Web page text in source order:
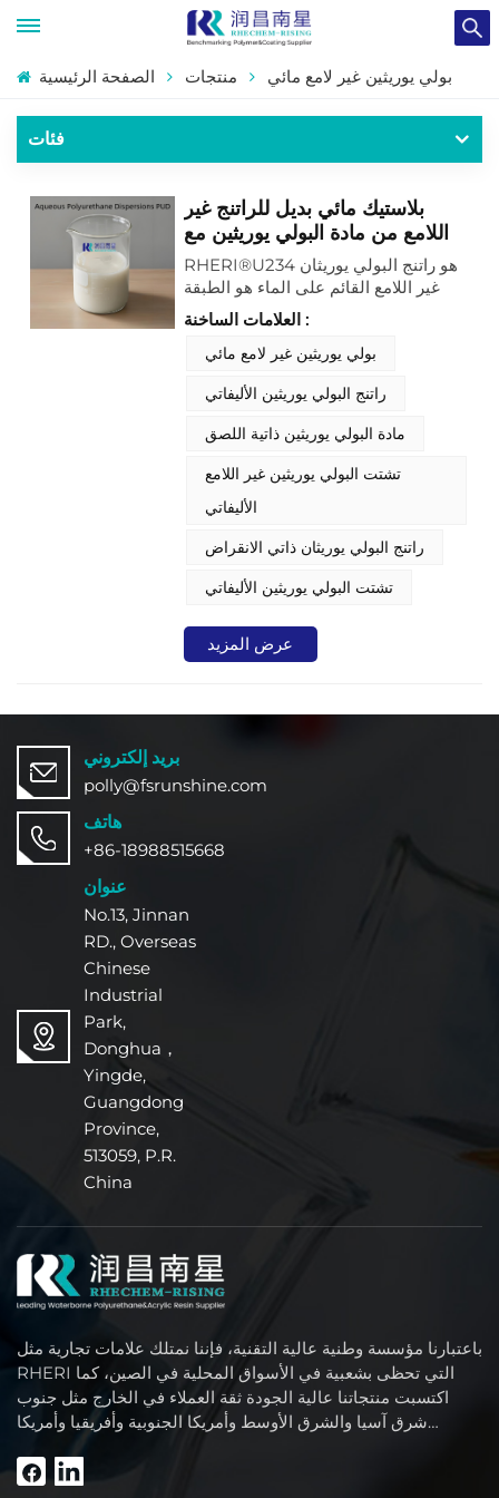
الصفحة الرئيسية منتجات بولي يوريثين غير لامع مائي
فئات
بلاستيك مائي بديل للراتنج غير
اللامع من مادة البولي يوريثين مع
ملمس ناعم
RHERI®U234 هو راتنج البولي يوريثان
غير اللامع القائم على الماء هو الطبقة
العلوية المثالية المقاومة للخدوش والماء
والمواد الكيميائية، فضلاً عن كونها مرنة
ومتينة
العلامات الساخنة :
بولي يوريثين غير لامع مائي
راتنج البولي يوريثين الأليفاتي
مادة البولي يوريثين ذاتية اللصق
تشتت البولي يوريثين غير اللامع
الأليفاتي
راتنج البولي يوريثان ذاتي الانقراض
تشتت البولي يوريثين الأليفاتي
عرض المزيد
بريد إلكتروني
polly@fsrunshine.com
هاتف
+86-18988515668
عنوان
No.13, Jinnan
RD., Overseas
Chinese
Industrial
Park,
Donghua，
Yingde,
Guangdong
Province,
513059, P.R.
China
باعتبارنا مؤسسة وطنية عالية التقنية، فإننا نمتلك علامات تجارية مثل
RHERI التي تحظى بشعبية في الأسواق المحلية في الصين، كما
اكتسبت منتجاتنا عالية الجودة ثقة العملاء في الخارج مثل جنوب
شرق آسيا والشرق الأوسط وأمريكا الجنوبية وأفريقيا وأمريكا